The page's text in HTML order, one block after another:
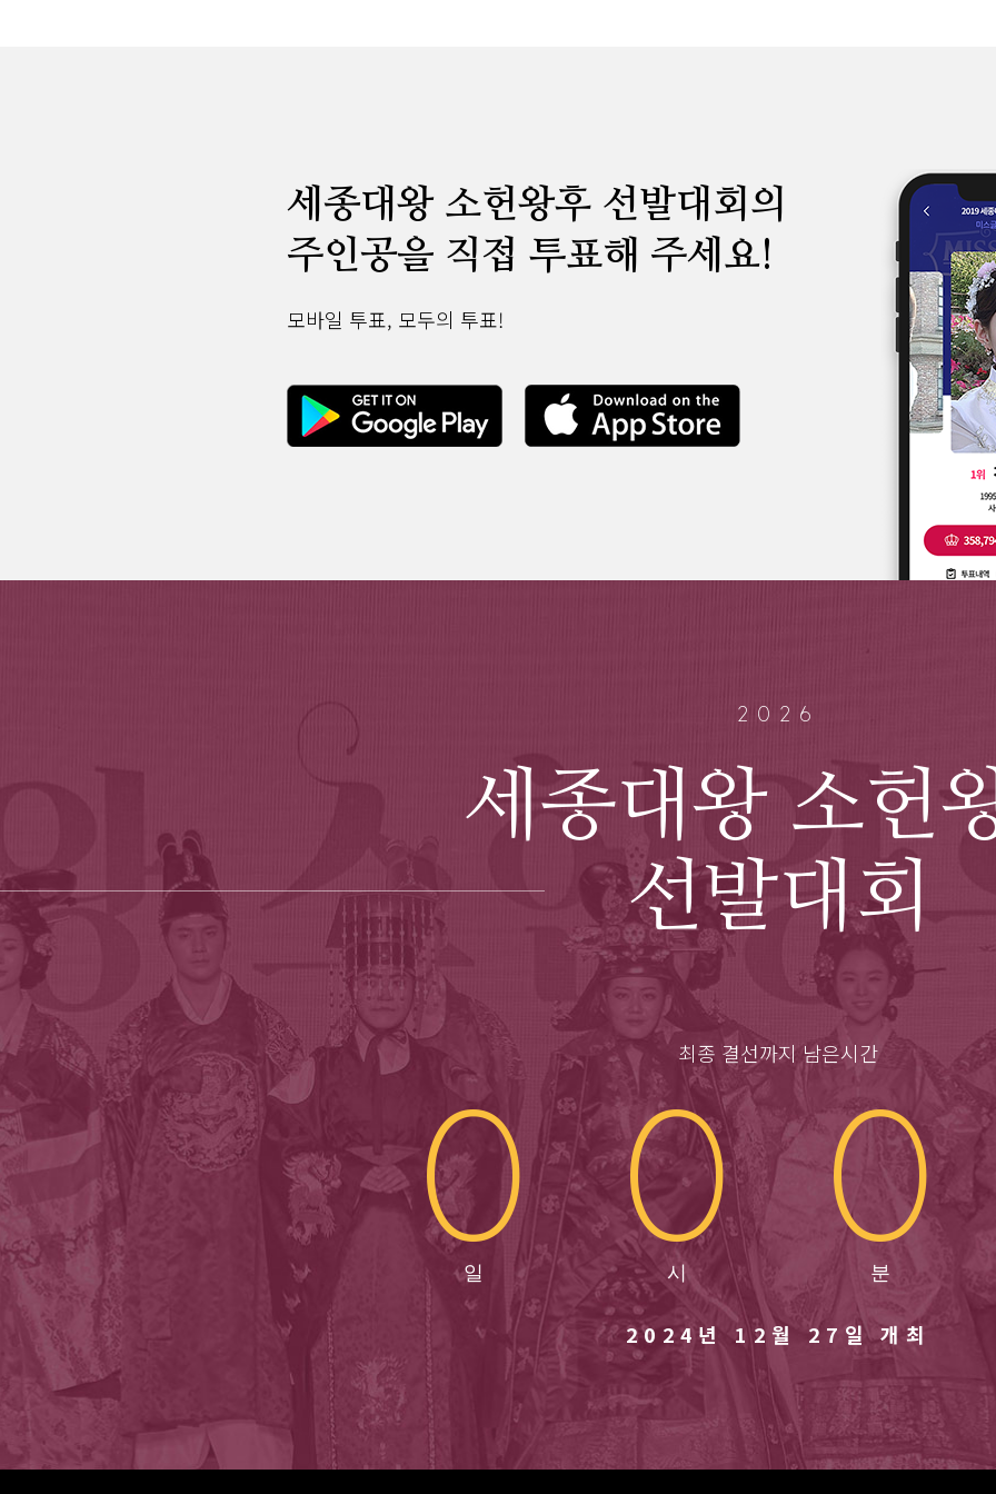
세종대왕 소헌왕후 선발대회의
주인공을 직접 투표해 주세요!
모바일 투표, 모두의 투표!
2026
세종대왕 소헌
선발대회
최종 결선까지 남은시간
0 0 0
2024년 12월 27일 개최